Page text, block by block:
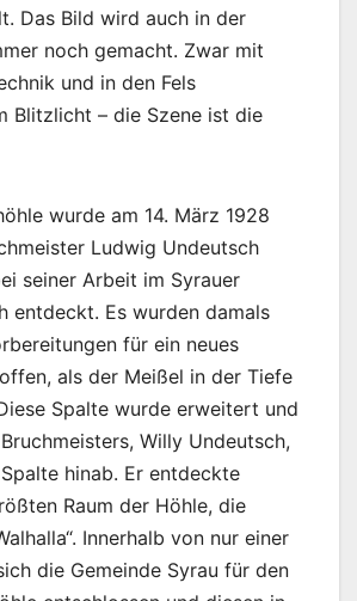
Das Bild wird auch in der
noch gemacht. Zwar mit
und in den Fels
Blitzlicht – die Szene ist die
wurde am 14. März 1928
Ludwig Undeutsch
seiner Arbeit im Syrauer
entdeckt. Es wurden damals
für ein neues
als der Meißel in der Tiefe
Spalte wurde erweitert und
Willy Undeutsch,
hinab. Er entdeckte
Raum der Höhle, die
Innerhalb von nur einer
die Gemeinde Syrau für den